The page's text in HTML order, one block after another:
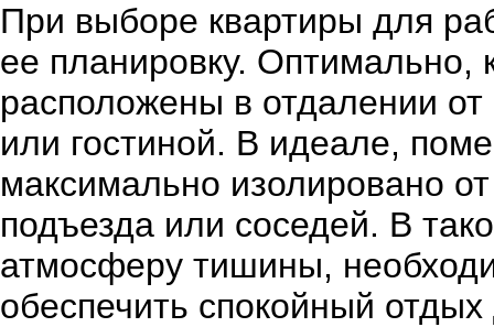
При выборе квартиры для
ее планировку. Оптимально,
расположены в отдалении
или гостиной. В идеале,
максимально изолировано
подъезда или соседей. В
атмосферу тишины,
обеспечить спокойный отдых